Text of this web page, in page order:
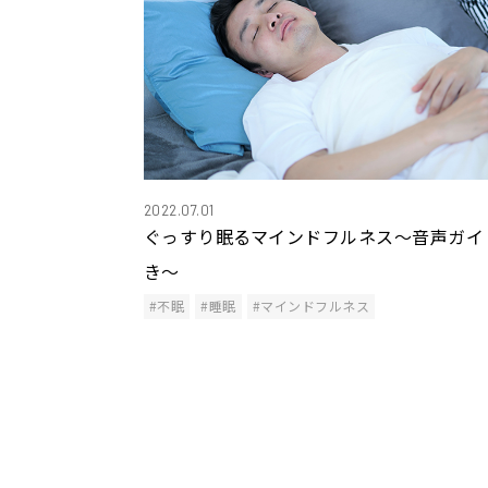
2022.07.01
ぐっすり眠るマインドフルネス〜音声ガ
き〜
#不眠 #睡眠 #マインドフルネス